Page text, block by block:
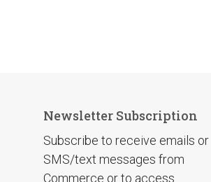
Newsletter Subscription
Subscribe to receive emails or
SMS/text messages from
Commerce or to access